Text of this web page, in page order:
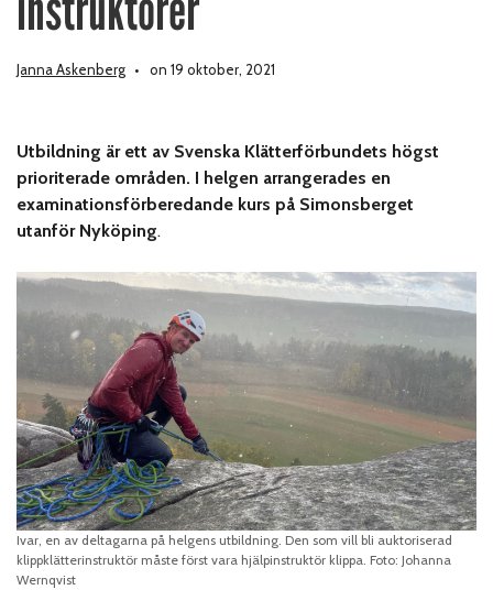
Janna Askenberg on 19 oktober, 2021
Utbildning är ett av Svenska Klätterförbundets högst
prioriterade områden. I helgen arrangerades en
examinationsförberedande kurs på Simonsberget
utanför Nyköping.
Ivar, en av deltagarna på helgens utbildning. Den som vill bli auktoriserad
klippklätterinstruktör måste först vara hjälpinstruktör klippa. Foto: Johanna
Wernqvist